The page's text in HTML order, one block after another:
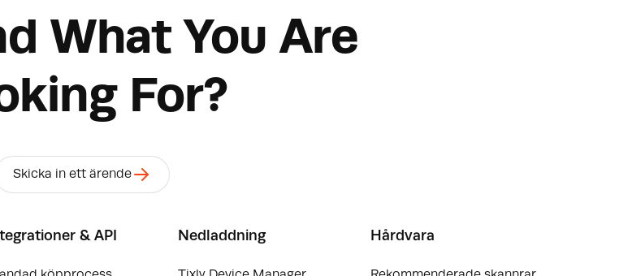
What You Are
For?
Skicka in ett ärende
& API Nedladdning Hårdvara